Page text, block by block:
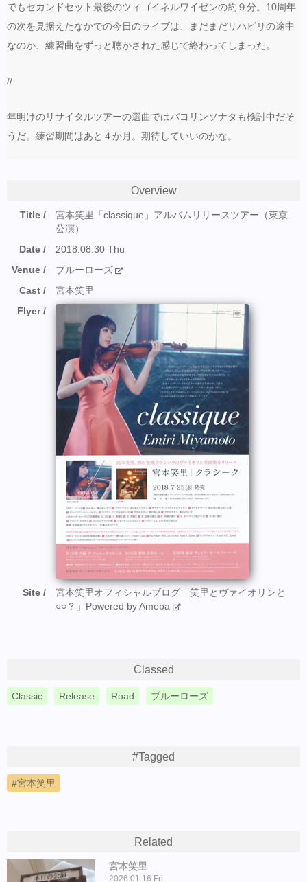
でもセカンドセット最後のツィゴイネルワイゼンの約９分。10周年
の次を見据えたなかでの今日のライブは、まだまだリハビリの途中
なのか、練習曲をずっと聴かされた感じで終わってしまった。
//
年明けのリサイタルツアーの選曲ではバヨリンソナタも検討中だそ
うだ。練習期間はあと４か月。期待していいのかな。
Overview
Title
宮本笑里「classique」アルバムリリースツアー（東京
公演）
Date
2018.08.30 Thu
Venue
ブルーローズ
Cast
宮本笑里
Flyer
Site
宮本笑里オフィシャルブログ「笑里とヴァイオリンと
○○？」Powered by Ameba
Classed
Classic Release Road ブルーローズ
#Tagged
宮本笑里
Related
宮本笑里
2026.01.16 Fri